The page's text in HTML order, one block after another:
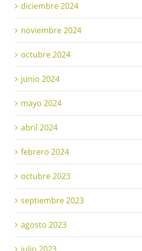
diciembre 2024
noviembre 2024
octubre 2024
junio 2024
mayo 2024
abril 2024
febrero 2024
octubre 2023
septiembre 2023
agosto 2023